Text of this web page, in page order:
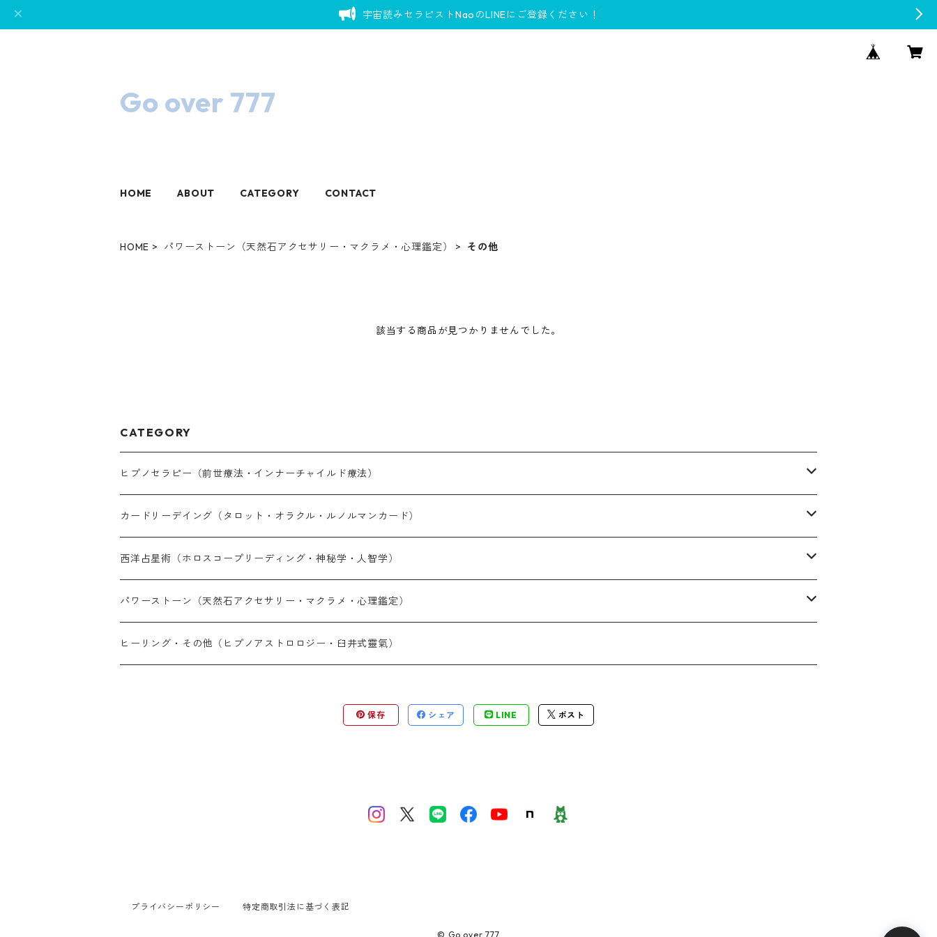
宇宙読みセラピストNaoのLINEにご登録ください！
Go over 777
HOME ABOUT CATEGORY CONTACT
HOME パワーストーン（天然石アクセサリー・マクラメ・心理鑑定） その他
該当する商品が見つかりませんでした。
CATEGORY
ヒプノセラピー（前世療法・インナーチャイルド療法）
対面セラピー（完全予約制）
オンラインセラピー（完全予約制）
カードリーデイング（タロット・オラクル・ルノルマンカード）
LINE鑑定（30分単位・予約制）
オンライン通話鑑定（30分単位・予約制）
メール鑑定（PDF納品10〜14日）
西洋占星術（ホロスコープリーディング・神秘学・人智学）
LINE鑑定（30分単位・予約制）
オンライン鑑定（30分単位・予約制）
パワーストーン（天然石アクセサリー・マクラメ・心理鑑定）
天然石アイテム
ヒーリング・その他（ヒプノアストロロジー・臼井式靈氣）
保存 シェア LINE ポスト
プライバシーポリシー 特定商取引法に基づく表記
© Go over 777